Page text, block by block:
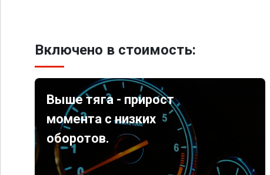
Включено в стоимость:
Выше тяга - прирост
момента с низких
оборотов.